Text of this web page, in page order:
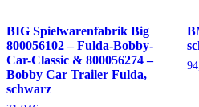
BIG Spielwarenfabrik Big
800056102 – Fulda-Bobby-
Car-Classic & 800056274 –
Bobby Car Trailer Fulda,
schwarz